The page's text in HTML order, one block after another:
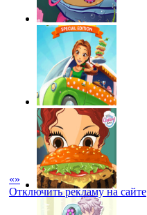
«»
Отключить рекламу на сайте